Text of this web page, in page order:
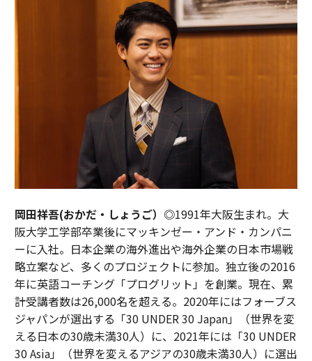
岡田祥吾(おかだ・しょうご）◎1991年大阪生まれ。大
阪大学工学部卒業後にマッキンゼー・アンド・カンパニ
ーに入社。日本企業の海外進出や海外企業の日本市場戦
略立案など、多くのプロジェクトに参加。独立後の2016
年に英語コーチング「プログリット」を創業。現在、累
計受講者数は26,000名を超える。2020年にはフォーブス
ジャパンが選出する「30 UNDER 30 Japan」（世界を変
える日本の30歳未満30人）に、2021年には「30 UNDER
30 Asia」（世界を変えるアジアの30歳未満30人）に選出